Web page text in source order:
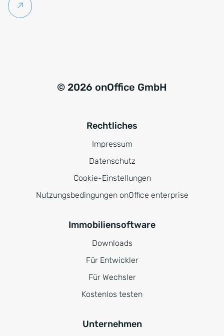
Weiterlesen
© 2026 onOffice GmbH
Rechtliches
Impressum
Datenschutz
Cookie-Einstellungen
Nutzungsbedingungen onOffice enterprise
Immobiliensoftware
Downloads
Für Entwickler
Für Wechsler
Kostenlos testen
Unternehmen